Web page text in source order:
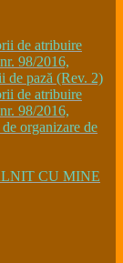
de atribuire
98/2016,
de pază (Rev. 2)
de atribuire
98/2016,
organizare de
CU MINE